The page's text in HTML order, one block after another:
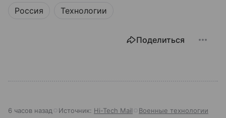
Россия Технологии
Поделиться
6 часов назад Источник: Hi-Tech Mail Военные технологии